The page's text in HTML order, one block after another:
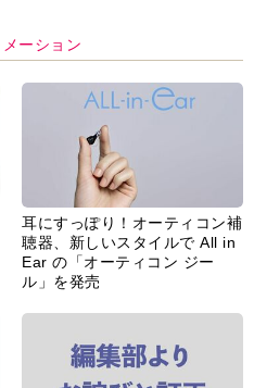
耳にすっぽり！オーティコン補
聴器、新しいスタイルで All in
Ear の「オーティコン ジー
ル」を発売